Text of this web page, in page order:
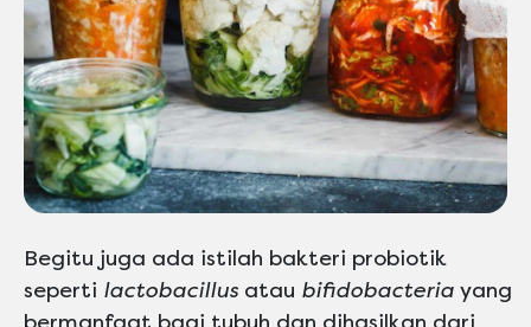
Begitu juga ada istilah bakteri probiotik
seperti lactobacillus atau bifidobacteria yang